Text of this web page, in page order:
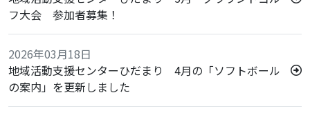
フ大会 参加者募集！
2026年03月18日
地域活動支援センターひだまり 4月の「ソフトボール
の案内」を更新しました